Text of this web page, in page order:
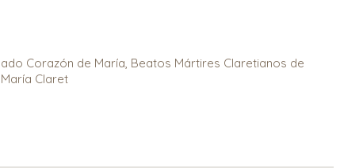
Corazón de María, Beatos Mártires Claretianos de
Claret